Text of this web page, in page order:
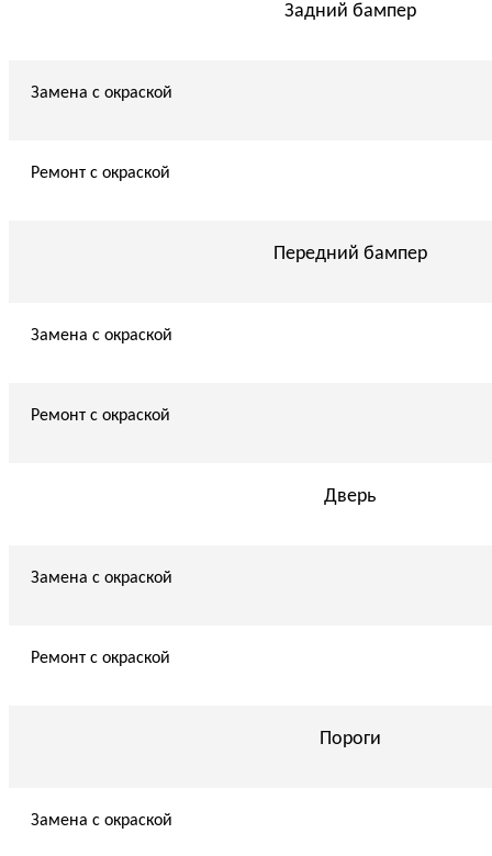
Задний бампер
Замена с окраской
Ремонт с окраской
Передний бампер
Замена с окраской
Ремонт с окраской
Дверь
Замена с окраской
Ремонт с окраской
Пороги
Замена с окраской